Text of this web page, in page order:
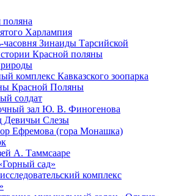
поляна
Харлампия
часовня Зинаиды Тарсийской
Красной поляны
комплекс Кавказского зоопарка
Красной Поляны
солдат
зал Ю. В. Финогенова
Девичьи Слезы
Ефремова (гора Монашка)
А. Таммсааре
сад»
комплекс